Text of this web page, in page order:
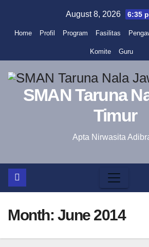
content
August 8, 2026 6:35
Home Profil Program Fasilitas
Komite Guru
SMAN Taruna
Timur
Apta Nirwasita
Month: June 2014